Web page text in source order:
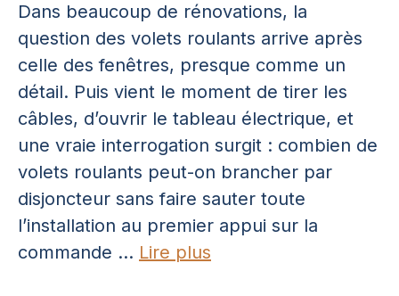
Dans beaucoup de rénovations, la
question des volets roulants arrive après
celle des fenêtres, presque comme un
détail. Puis vient le moment de tirer les
câbles, d’ouvrir le tableau électrique, et
une vraie interrogation surgit : combien de
volets roulants peut-on brancher par
disjoncteur sans faire sauter toute
l’installation au premier appui sur la
commande ... Lire plus